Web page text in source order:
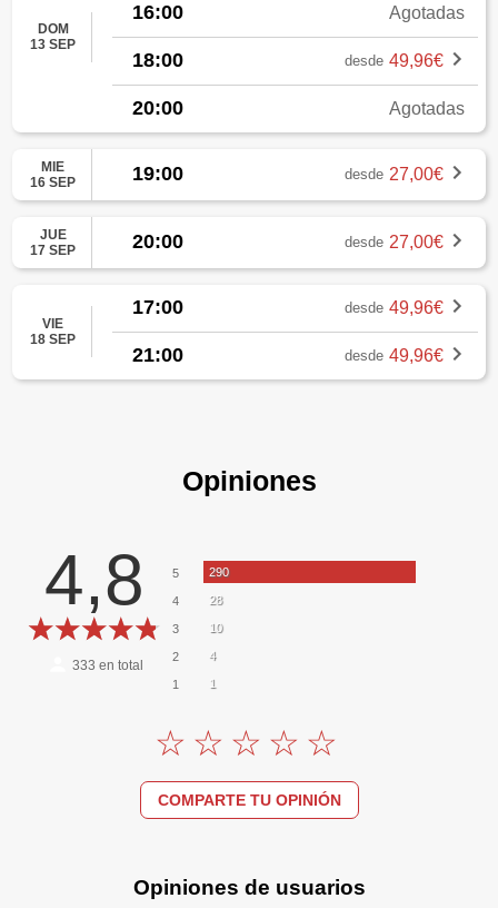
DOM
13 SEP
16:00 Agotadas
18:00 desde 49,96€
20:00 Agotadas
MIE
16 SEP
19:00 desde 27,00€
JUE
17 SEP
20:00 desde 27,00€
VIE
18 SEP
17:00 desde 49,96€
21:00 desde 49,96€
Opiniones
4,8
333 en total
5 290
4 28
3 10
2 4
1 1
COMPARTE TU OPINIÓN
Opiniones de usuarios